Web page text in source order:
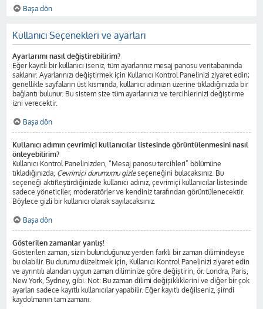
Başa dön
Kullanıcı Seçenekleri ve ayarları
Ayarlarımı nasıl değiştirebilirim?
Eğer kayıtlı bir kullanıcı iseniz, tüm ayarlarınız mesaj panosu veritabanında
saklanır. Ayarlarınızı değiştirmek için Kullanıcı Kontrol Panelinizi ziyaret edin;
genellikle sayfaların üst kısmında, kullanıcı adınızın üzerine tıkladığınızda bir
bağlantı bulunur. Bu sistem size tüm ayarlarınızı ve tercihlerinizi değiştirme
izni verecektir.
Başa dön
Kullanıcı adımın çevrimiçi kullanıcılar listesinde görüntülenmesini nasıl
önleyebilirim?
Kullanıcı Kontrol Panelinizden, “Mesaj panosu tercihleri” bölümüne
tıkladığınızda, Çevrimiçi durumumu gizleseçeneğini bulacaksınız. Bu
seçeneği aktifleştirdiğinizde kullanıcı adınız, çevrimiçi kullanıcılar listesinde
sadece yöneticiler, moderatörler ve kendiniz tarafından görüntülenecektir.
Böylece gizli bir kullanıcı olarak sayılacaksınız.
Başa dön
Gösterilen zamanlar yanlış!
Gösterilen zaman, sizin bulunduğunuz yerden farklı bir zaman dilimindeyse
bu olabilir. Bu durumu düzeltmek için, Kullanıcı Kontrol Panelinizi ziyaret edin
ve ayrıntılı alandan uygun zaman diliminize göre değiştirin, ör. Londra, Paris,
New York, Sydney, gibi. Not: Bu zaman dilimi değişikliklerini ve diğer bir çok
ayarları sadece kayıtlı kullanıcılar yapabilir. Eğer kayıtlı değilseniz, şimdi
kaydolmanın tam zamanı.